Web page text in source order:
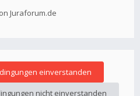
Juraforum.de